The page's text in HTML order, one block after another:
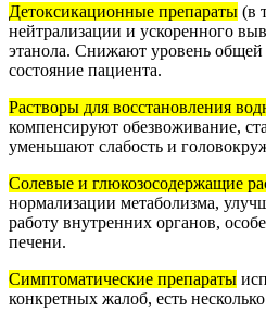
Детоксикационные препараты (в
нейтрализации и ускоренного
этанола. Снижают уровень
состояние пациента.
Растворы для восстановления
компенсируют обезвоживание,
уменьшают слабость и
Солевые и глюкозосодержащие
нормализации метаболизма,
работу внутренних органов,
печени.
Симптоматические препараты
конкретных жалоб, есть